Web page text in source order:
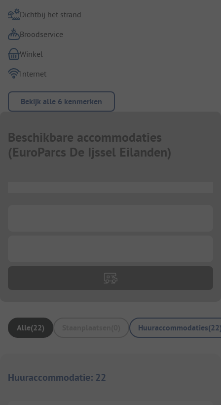
Dichtbij het strand
Broodservice
Winkel
Internet
Bekijk alle 6 kenmerken
Beschikbare accommodaties
(EuroParcs De Ijssel Eilanden)
Alle(22) Huuraccommodaties(22
Huuraccommodatie: 22